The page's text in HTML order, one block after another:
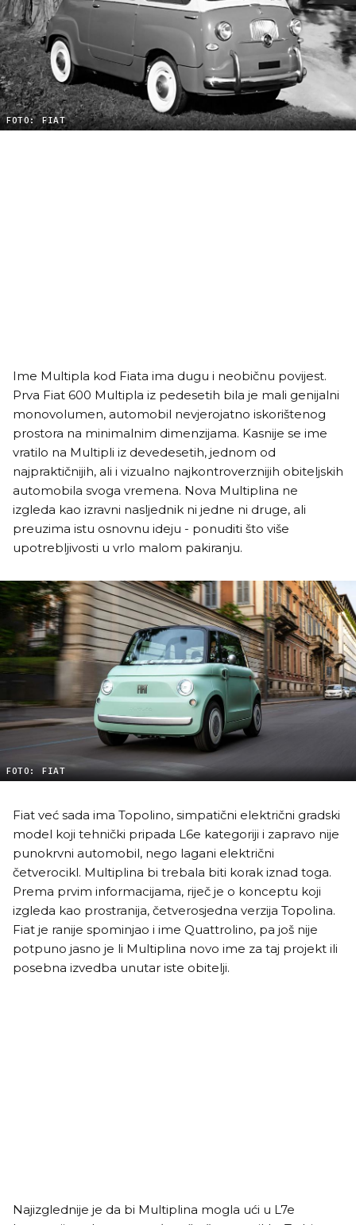
FOTO: FIAT
Ime Multipla kod Fiata ima dugu i neobičnu povijest.
Prva Fiat 600 Multipla iz pedesetih bila je mali genijalni
monovolumen, automobil nevjerojatno iskorištenog
prostora na minimalnim dimenzijama. Kasnije se ime
vratilo na Multipli iz devedesetih, jednom od
najpraktičnijih, ali i vizualno najkontroverznijih obiteljskih
automobila svoga vremena. Nova Multiplina ne
izgleda kao izravni nasljednik ni jedne ni druge, ali
preuzima istu osnovnu ideju - ponuditi što više
upotrebljivosti u vrlo malom pakiranju.
FOTO: FIAT
Fiat već sada ima Topolino, simpatični električni gradski
model koji tehnički pripada L6e kategoriji i zapravo nije
punokrvni automobil, nego lagani električni
četverocikl. Multiplina bi trebala biti korak iznad toga.
Prema prvim informacijama, riječ je o konceptu koji
izgleda kao prostranija, četverosjedna verzija Topolina.
Fiat je ranije spominjao i ime Quattrolino, pa još nije
potpuno jasno je li Multiplina novo ime za taj projekt ili
posebna izvedba unutar iste obitelji.
Najizglednije je da bi Multiplina mogla ući u L7e